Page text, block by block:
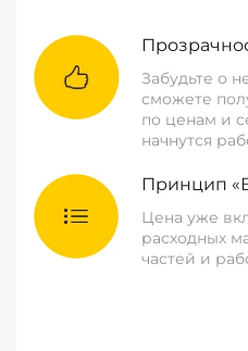
Забудьте о
сможете
по ценам и
начнутся
Принцип
Цена уже
расходных
частей и